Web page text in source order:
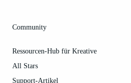
Community
Ressourcen-Hub für Kreative
All Stars
Support-Artikel